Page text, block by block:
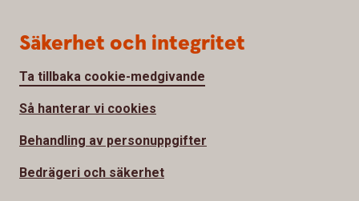
Säkerhet och integritet
Ta tillbaka cookie-medgivande
Så hanterar vi cookies
Behandling av personuppgifter
Bedrägeri och säkerhet